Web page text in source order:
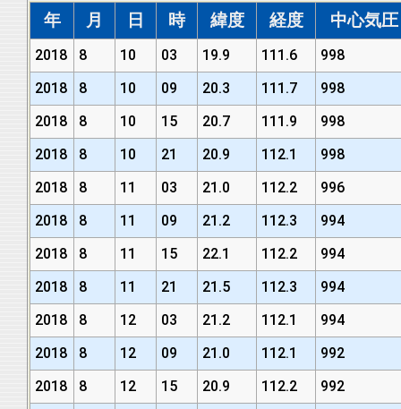
年 月 日 時 緯度 経度 中心気
2018 8 10 03 19.9 111.6
998
2018
8 10 09 20.3 111.7
998
2018
8 10 15 20.7 111.9
998
2018
8 10 21 20.9 112.1
998
2018
8 11 03 21.0 112.2
996
2018
8 11 09 21.2 112.3
994
2018
8 11 15 22.1 112.2
994
2018
8 11 21 21.5 112.3
994
2018
8 12 03 21.2 112.1
994
2018
8 12 09 21.0 112.1
992
2018
8 12 15 20.9 112.2
992